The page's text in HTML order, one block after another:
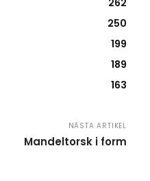
250
199
189
163
NÄSTA ARTIKEL
Mandeltorsk i form